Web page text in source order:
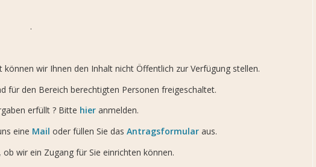
.
wir Ihnen den Inhalt nicht Öffentlich zur Verfügung stellen.
für den Bereich berechtigten Personen freigeschaltet.
erfüllt ? Bitte hieranmelden.
eine Mail oder füllen Sie dasAntragsformular aus.
wir ein Zugang für Sie einrichten können.